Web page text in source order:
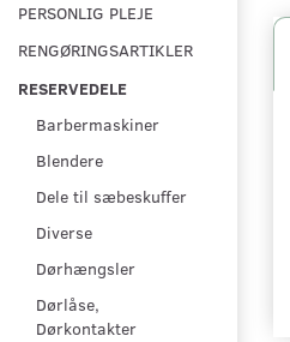
PERSONLIG PLEJE
RENGØRINGSARTIKLER
RESERVEDELE
Barbermaskiner
Blendere
Dele til sæbeskuffer
Diverse
Dørhængsler
Dørlåse,
Dørkontakter